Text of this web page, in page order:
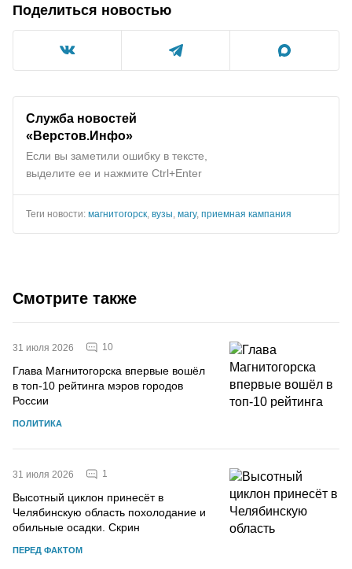
Поделиться новостью
Служба новостей
«Верстов.Инфо»
Если вы заметили ошибку в тексте,
выделите ее и нажмите Ctrl+Enter
Теги новости: магнитогорск вузы магу, приемная кампания
Смотрите также
31 июля 2026 10
Глава Магнитогорска впервые вошёл
в топ-10 рейтинга мэров городов
России
ПОЛИТИКА
31 июля 2026 1
Высотный циклон принесёт в
Челябинскую область похолодание и
обильные осадки. Скрин
ПЕРЕД ФАКТОМ